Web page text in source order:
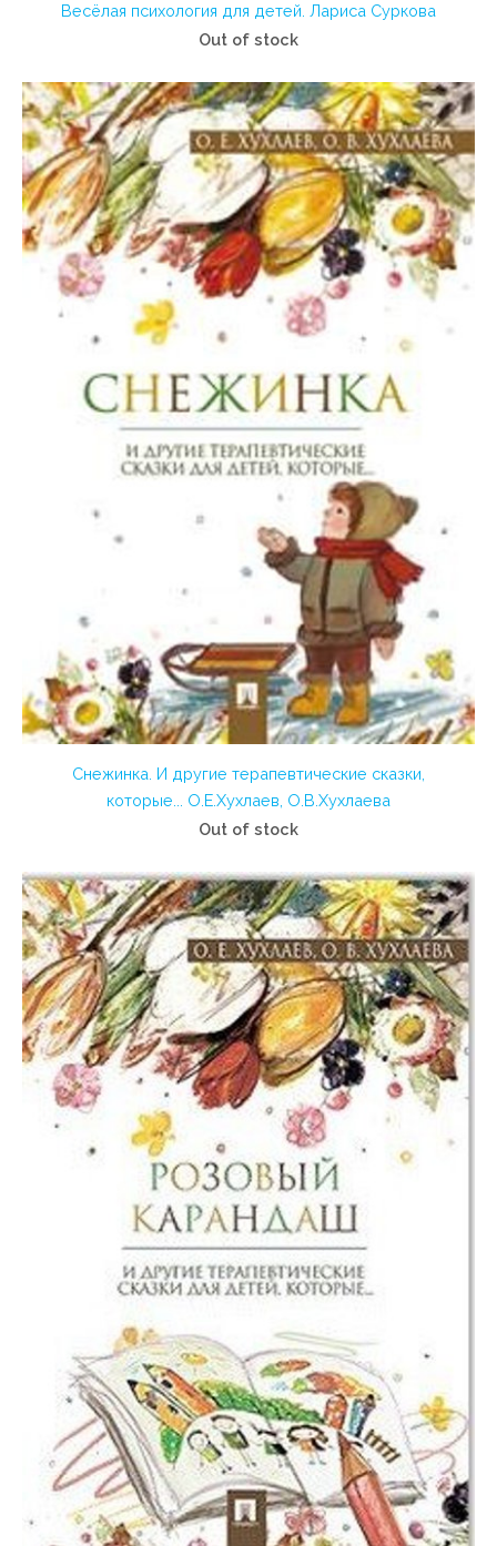
Весёлая психология для детей. Лариса Суркова
Out of stock
Снежинка. И другие терапевтические сказки,
которые... О.Е.Хухлаев, О.В.Хухлаева
Out of stock